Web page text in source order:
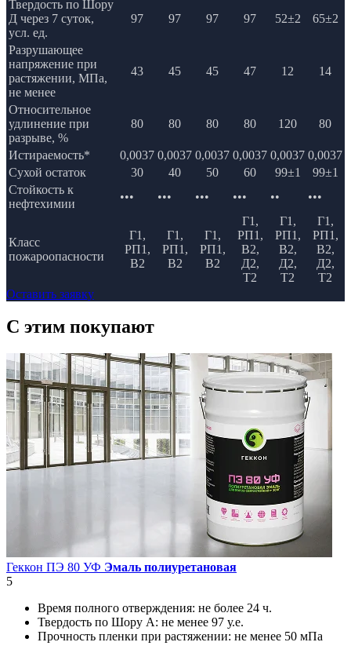
Твердость по Шору
Д через 7 суток,
усл. ед.
97 97 97 97 52±2 65±2
Разрушающее
напряжение при
растяжении, МПа,
не менее
43 45 45 47 12 14
Относительное
удлинение при
разрыве, %
80 80 80 80 120 80
Истираемость* 0,0037 0,0037 0,0037 0,0037 0,0037 0,0037
Сухой остаток
30 40 50 60 99±1
99±1
Стойкость к
нефтехимии
••• ••• ••• ••• •• •••
Класс
пожароопасности
Г1,
РП1,
В2
Г1,
РП1,
В2
Г1,
РП1,
В2
Г1,
РП1,
В2,
Д2,
Т2
Г1,
РП1,
В2,
Д2,
Т2
Г1,
РП1,
В2,
Д2,
Т2
Оставить заявку
C этим покупают
Геккон ПЭ 80 УФ Эмаль полиуретановая
5
Время полного отверждения: не более 24 ч.
Твердость по Шору А: не менее 97 у.е.
Прочность пленки при растяжении: не менее 50 мПа